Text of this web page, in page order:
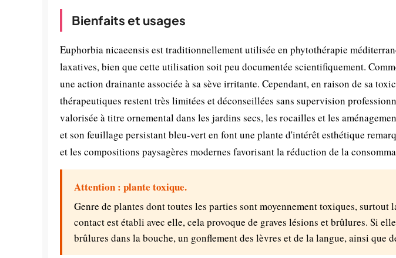
Bienfaits et usages
Euphorbia nicaeensis est traditionnellement utilisée en phytothérapie
laxatives, bien que cette utilisation soit peu documentée scientifiquement.
une action drainante associée à sa sève irritante. Cependant, en raison de sa
thérapeutiques restent très limitées et déconseillées sans supervision
valorisée à titre ornemental dans les jardins secs, les rocailles et les
et son feuillage persistant bleu-vert en font une plante d'intérêt esthétique
et les compositions paysagères modernes favorisant la réduction de la
Attention : plante toxique.
Genre de plantes dont toutes les parties sont moyennement toxiques, surtout
contact est établi avec elle, cela provoque de graves lésions et brûlures. Si
brûlures dans la bouche, un gonflement des lèvres et de la langue, ainsi que